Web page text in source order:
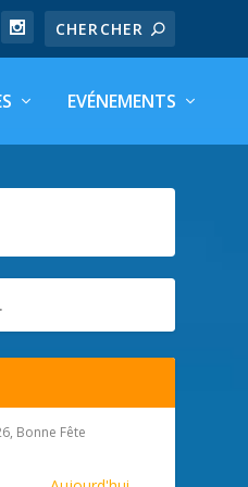
EVÉNEMENTS
Bonne Fête